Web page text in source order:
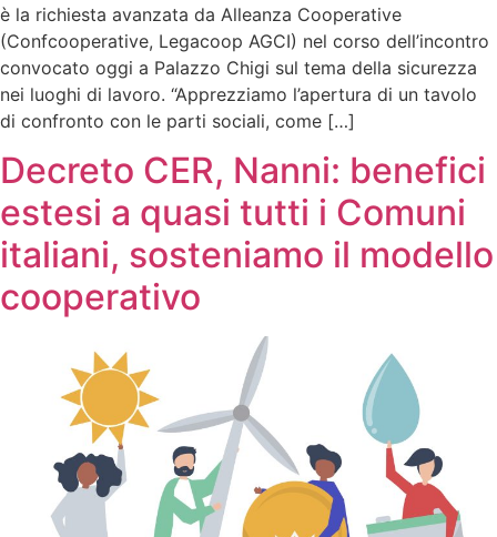
è la richiesta avanzata da Alleanza Cooperative
(Confcooperative, Legacoop AGCI) nel corso dell’incontro
convocato oggi a Palazzo Chigi sul tema della sicurezza
nei luoghi di lavoro. “Apprezziamo l’apertura di un tavolo
di confronto con le parti sociali, come […]
Decreto CER, Nanni: benefici
estesi a quasi tutti i Comuni
italiani, sosteniamo il modello
cooperativo